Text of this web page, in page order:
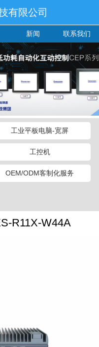
有限公司
新闻 联系我们
工业平板电脑-宽屏
工控机
OEM/ODM客制化服务
R11X-W44A